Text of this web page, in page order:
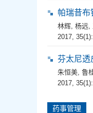
帕瑞昔布
林辉, 杨远,
2017,
芬太尼透
朱恒美, 鲁
2017,
药事管理